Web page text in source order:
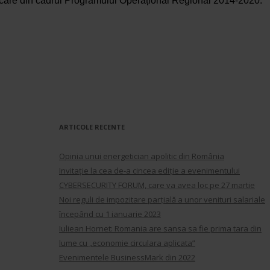
ARTICOLE RECENTE
Opinia unui energetician apolitic din România
Invitație la cea de-a cincea ediție a evenimentului
CYBERSECURITY FORUM, care va avea loc pe 27 martie
Noi reguli de impozitare parţială a unor venituri salariale
începând cu 1 ianuarie 2023
Iuliean Hornet: Romania are sansa sa fie prima tara din
lume cu „economie circulara aplicata”
Evenimentele BusinessMark din 2022